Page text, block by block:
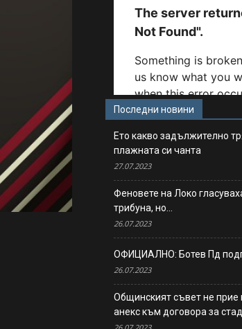
Последни новини
Ето какво задължително
плажната си чанта
27.07.2023
Феновете на Локо
трибуна, но…
26.07.2023
ОФИЦИАЛНО: Ботев Пд
26.07.2023
Общинският съвет не прие
анекс към договора за